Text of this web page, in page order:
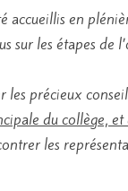
accueillis en
sur les étapes de
les précieux
du collège,
les